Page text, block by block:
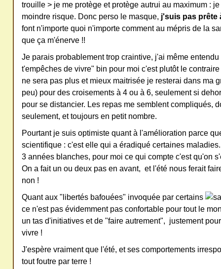
trouille > je me protège et protège autrui au maximum :
moindre risque. Donc perso le masque, j'suis pas prête
font n'importe quoi n'importe comment au mépris de la
que ça m'énerve !!
Je parais probablement trop craintive, j'ai même
t'empêches de vivre" bin pour moi c'est plutôt le
ne sera pas plus et mieux maitrisée je resterai dans ma
peu) pour des croisements à 4 ou à 6, seulement si
pour se distancier. Les repas me semblent compliqués,
seulement, et toujours en petit nombre.
Pourtant je suis optimiste quant à l'amélioration parce
scientifique : c'est elle qui a éradiqué certaines
3 années blanches, pour moi ce qui compte c'est qu'on
On a fait un ou deux pas en avant, et l'été nous ferait
non !
Quant aux "libertés bafouées" invoquée par certains
ce n'est pas évidemment pas confortable pour tout le
un tas d'initiatives et de "faire autrement", justement
vivre !
J'espère vraiment que l'été, et ses comportements
tout foutre par terre !